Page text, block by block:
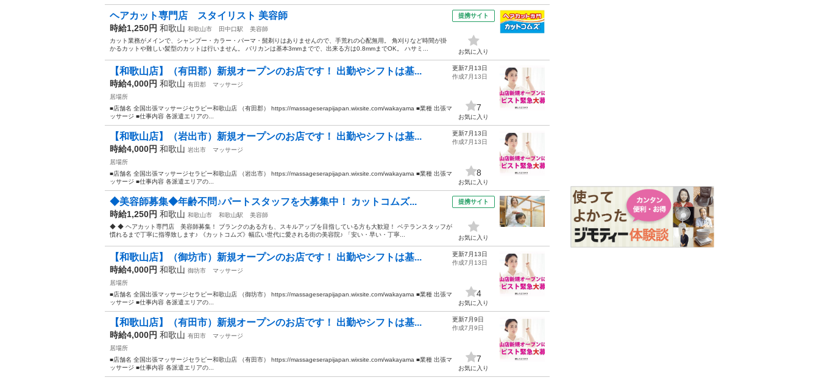
ヘアカット専門店 スタイリスト 美容師
時給1,250円 和歌山 和歌山市 田中口駅
美容師
カット業務がメインで、シャンプー・カラー・パーマ・髭剃りはありませんので、手荒れの心配無用。 角刈りなど時間が掛
かるカットや難しい髪型のカットは行いません。 バリカンは基本3mmまでで、出来る方は0.8mmまでOK。 ハサミ...
提携サイト
お気に入り
【和歌山店】（有田郡）新規オープンのお店です！ 出勤やシフトは基...
時給4,000円 和歌山 有田郡
マッサージ
居場所
■店舗名 全国出張マッサージセラピー和歌山店 （有田郡） https://massageserapijapan.wixsite.com/wakayama ■業種 出張マ
ッサージ ■仕事内容 各派遣エリアの...
更新7月13日
作成7月13日
7
お気に入り
【和歌山店】（岩出市）新規オープンのお店です！ 出勤やシフトは基...
時給4,000円 和歌山 岩出市
マッサージ
居場所
■店舗名 全国出張マッサージセラピー和歌山店 （岩出市） https://massageserapijapan.wixsite.com/wakayama ■業種 出張マ
ッサージ ■仕事内容 各派遣エリアの...
更新7月13日
作成7月13日
8
お気に入り
◆美容師募集◆年齢不問♪パートスタッフを大募集中！ カットコムズ...
時給1,250円 和歌山 和歌山市 和歌山駅
美容師
◆ ◆ ヘアカット専門店 美容師募集！ ブランクのある方も、スキルアップを目指している方も大歓迎！ ベテランスタッフが
慣れるまで丁寧に指導致します♪ 《カットコムズ》幅広い世代に愛される街の美容院♪ 「安い・早い・丁寧...
提携サイト
お気に入り
【和歌山店】（御坊市）新規オープンのお店です！ 出勤やシフトは基...
時給4,000円 和歌山 御坊市
マッサージ
居場所
■店舗名 全国出張マッサージセラピー和歌山店 （御坊市） https://massageserapijapan.wixsite.com/wakayama ■業種 出張マ
ッサージ ■仕事内容 各派遣エリアの...
更新7月13日
作成7月13日
4
お気に入り
【和歌山店】（有田市）新規オープンのお店です！ 出勤やシフトは基...
時給4,000円 和歌山 有田市
マッサージ
居場所
■店舗名 全国出張マッサージセラピー和歌山店 （有田市） https://massageserapijapan.wixsite.com/wakayama ■業種 出張マ
ッサージ ■仕事内容 各派遣エリアの...
更新7月9日
作成7月9日
7
お気に入り